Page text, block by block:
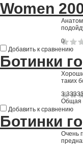
Women
0
Добавить к сравнению
Ботинки
таких
Общая
Добавить к сравнению
Ботинки
Очень